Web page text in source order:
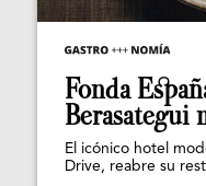
Fonda
Berasategui
El icónico hotel
Drive, reabre su